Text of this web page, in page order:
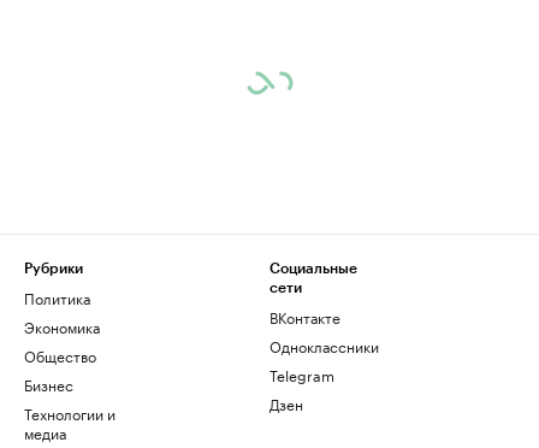
Рубрики
Политика
Экономика
Общество
Бизнес
Технологии и
медиа
Социальные
сети
ВКонтакте
Одноклассники
Telegram
Дзен